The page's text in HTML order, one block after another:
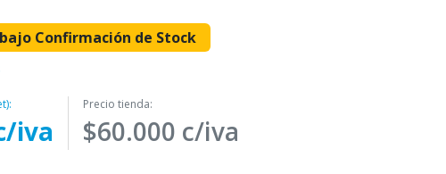
Confirmación de Stock
iva
Precio tienda:
$60.000 c/iva